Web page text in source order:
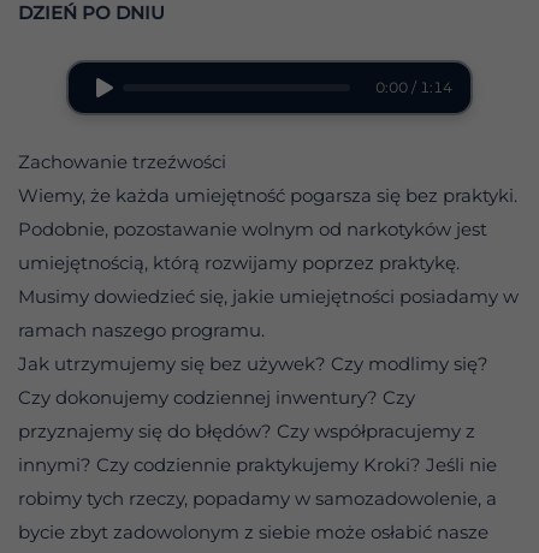
DZIEŃ PO DNIU
0:00 / 1:14
Zachowanie trzeźwości
Wiemy, że każda umiejętność pogarsza się bez praktyki.
Podobnie, pozostawanie wolnym od narkotyków jest
umiejętnością, którą rozwijamy poprzez praktykę.
Musimy dowiedzieć się, jakie umiejętności posiadamy w
ramach naszego programu.
Jak utrzymujemy się bez używek? Czy modlimy się?
Czy dokonujemy codziennej inwentury? Czy
przyznajemy się do błędów? Czy współpracujemy z
innymi? Czy codziennie praktykujemy Kroki? Jeśli nie
robimy tych rzeczy, popadamy w samozadowolenie, a
bycie zbyt zadowolonym z siebie może osłabić nasze